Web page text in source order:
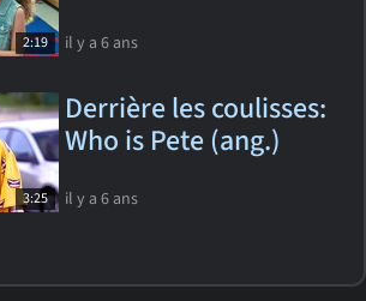
2:19 il y a 6 ans
3:25
Derrière les coulisses:
Who is Pete (ang.)
il y a 6 ans